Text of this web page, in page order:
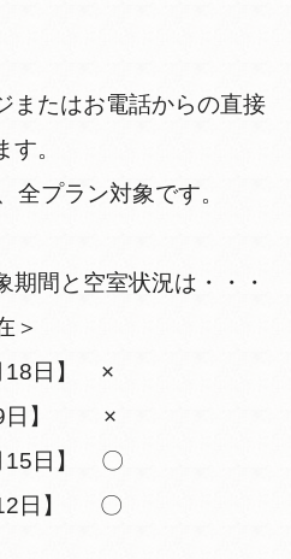
またはお電話からの直接
。
全プラン対象です。
期間と空室状況は・・・
＞
18日】 ×
9日】 ×
15日】 〇
12日】 〇